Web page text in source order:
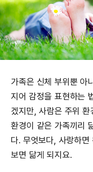
가족은 신체 부위뿐 아
지어 감정을 표현하는
겠지만, 사람은 주위
환경이 같은 가족끼리
다. 무엇보다, 사랑하
보면 닮게 되지요.